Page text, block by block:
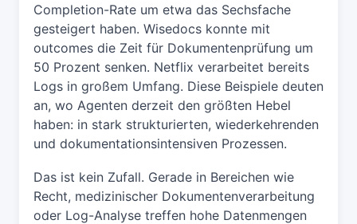
Completion-Rate um etwa das Sechsfache
gesteigert haben. Wisedocs konnte mit
outcomes die Zeit für Dokumentenprüfung um
50 Prozent senken. Netflix verarbeitet bereits
Logs in großem Umfang. Diese Beispiele deuten
an, wo Agenten derzeit den größten Hebel
haben: in stark strukturierten, wiederkehrenden
und dokumentationsintensiven Prozessen.
Das ist kein Zufall. Gerade in Bereichen wie
Recht, medizinischer Dokumentenverarbeitung
oder Log-Analyse treffen hohe Datenmengen